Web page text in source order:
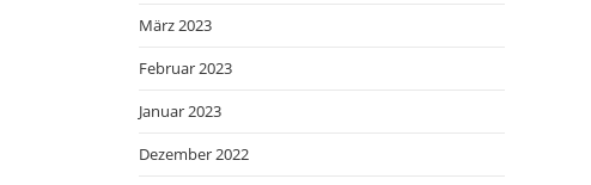
März 2023
Februar 2023
Januar 2023
Dezember 2022